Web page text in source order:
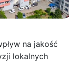
na jakość
lokalnych